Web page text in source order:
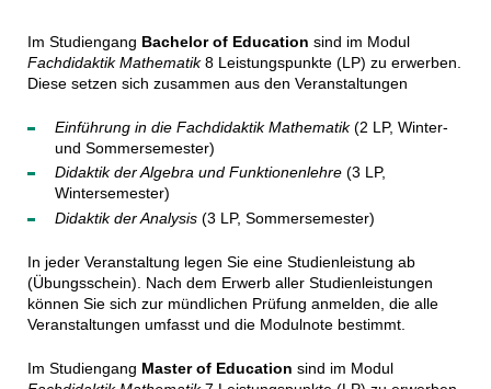
Im Studiengang Bachelor of Education sind im Modul
Fachdidaktik Mathematik8 Leistungspunkte (LP) zu erwerben.
Diese setzen sich zusammen aus den Veranstaltungen
Einführung in die Fachdidaktik Mathematik(2 LP, Winter-
und Sommersemester)
Didaktik der Algebra und Funktionenlehre(3 LP,
Wintersemester)
Didaktik der Analysis(3 LP, Sommersemester)
In jeder Veranstaltung legen Sie eine Studienleistung ab
(Übungsschein). Nach dem Erwerb aller Studienleistungen
können Sie sich zur mündlichen Prüfung anmelden, die alle
Veranstaltungen umfasst und die Modulnote bestimmt.
Im Studiengang Master of Education sind im Modul